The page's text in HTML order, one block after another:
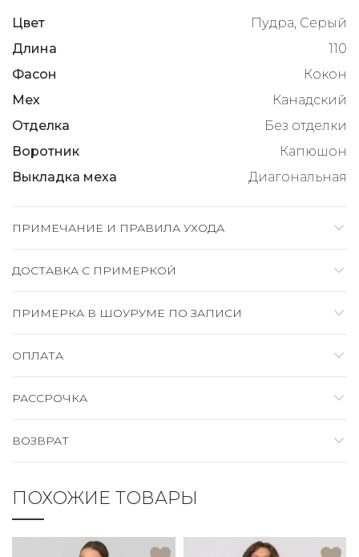
Цвет
Пудра, Серый
Длина
110
Фасон
Кокон
Мех
Канадский
Отделка
Без отделки
Воротник
Капюшон
Выкладка меха
Диагональная
ПРИМЕЧАНИЕ И ПРАВИЛА УХОДА
ДОСТАВКА C ПРИМЕРКОЙ
ПРИМЕРКА В ШОУРУМЕ ПО ЗАПИСИ
ОПЛАТА
РАССРОЧКА
ВОЗВРАТ
ПОХОЖИЕ ТОВАРЫ